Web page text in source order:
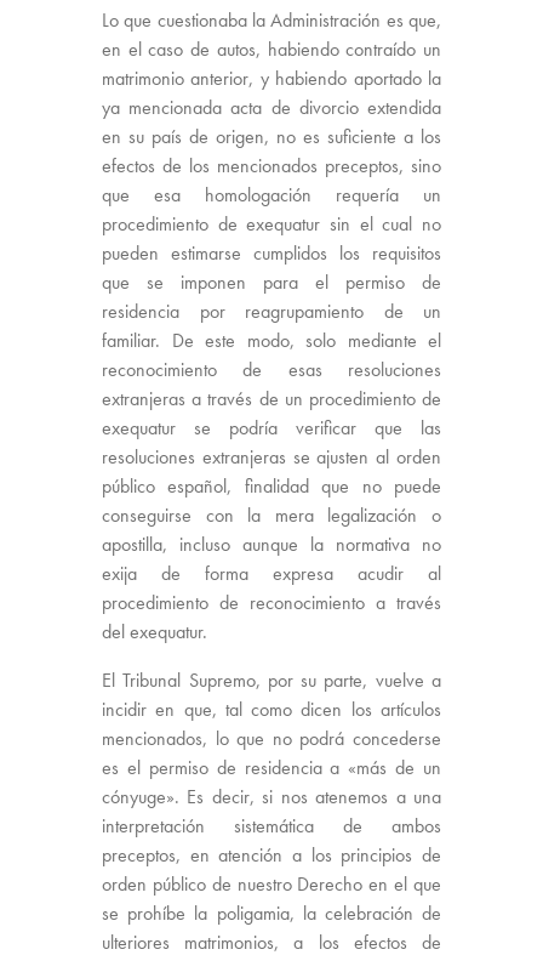
Lo que cuestionaba la Administración es que,
en el caso de autos, habiendo contraído un
matrimonio anterior, y habiendo aportado la
ya mencionada acta de divorcio extendida
en su país de origen, no es suficiente a los
efectos de los mencionados preceptos, sino
que esa homologación requería un
procedimiento de exequatur sin el cual no
pueden estimarse cumplidos los requisitos
que se imponen para el permiso de
residencia por reagrupamiento de un
familiar. De este modo, solo mediante el
reconocimiento de esas resoluciones
extranjeras a través de un procedimiento de
exequatur se podría verificar que las
resoluciones extranjeras se ajusten al orden
público español, finalidad que no puede
conseguirse con la mera legalización o
apostilla, incluso aunque la normativa no
exija de forma expresa acudir al
procedimiento de reconocimiento a través
del exequatur.
El Tribunal Supremo, por su parte, vuelve a
incidir en que, tal como dicen los artículos
mencionados, lo que no podrá concederse
es el permiso de residencia a «más de un
cónyuge». Es decir, si nos atenemos a una
interpretación sistemática de ambos
preceptos, en atención a los principios de
orden público de nuestro Derecho en el que
se prohíbe la poligamia, la celebración de
ulteriores matrimonios, a los efectos de